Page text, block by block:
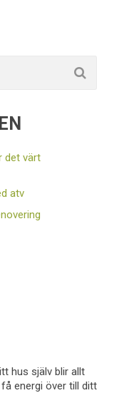
det värt
atv
hus själv blir allt
energi över till ditt